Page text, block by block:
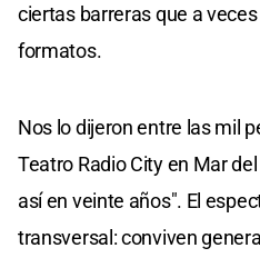
ciertas barreras que a
formatos.
Nos lo dijeron entre las mil
Teatro Radio City en Mar
así en veinte años". El
transversal: conviven